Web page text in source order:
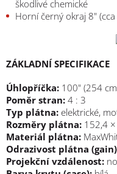
škodlivé chemické
Horní černý okraj 8"
ZÁKLADNÍ SPECIFIKACE
Úhlopříčka: 100" (254
Poměr stran: 4 : 3
Typ plátna: elektrické,
Rozměry plátna: 152,4
Materiál plátna:
Odrazivost plátna
Projekční vzdálenost: